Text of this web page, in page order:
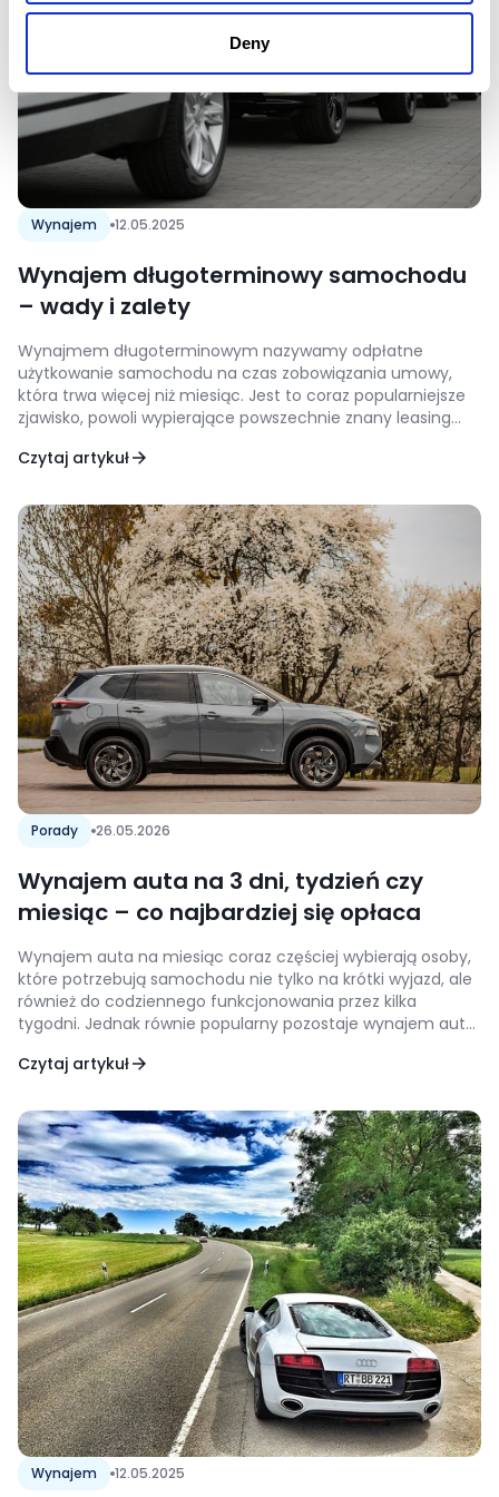
Deny
Wynajem 12.05.2025
Wynajem długoterminowy samochodu
– wady i zalety
Wynajmem długoterminowym nazywamy odpłatne
użytkowanie samochodu na czas zobowiązania umowy,
która trwa więcej niż miesiąc. Jest to coraz popularniejsze
zjawisko, powoli wypierające powszechnie znany leasing
wad wynajmu średnioterminowego należy przede
mogą wynikać np. z uszkodzenia samochodu. Oczywiście o
wypożyczony samochód należy dbać. Nadmierna
eksploatacja może prowadzić do […]
Czytaj artykuł
Porady 26.05.2026
Wynajem auta na 3 dni, tydzień czy
miesiąc – co najbardziej się opłaca
Wynajem auta na miesiąc coraz częściej wybierają osoby,
które potrzebują samochodu nie tylko na krótki wyjazd, ale
również do codziennego funkcjonowania przez kilka
tygodni. Jednak równie popularny pozostaje wynajem auta
delegacji i weekendowych podróży. Który wariant
uwagę […]
Czytaj artykuł
Wynajem 12.05.2025